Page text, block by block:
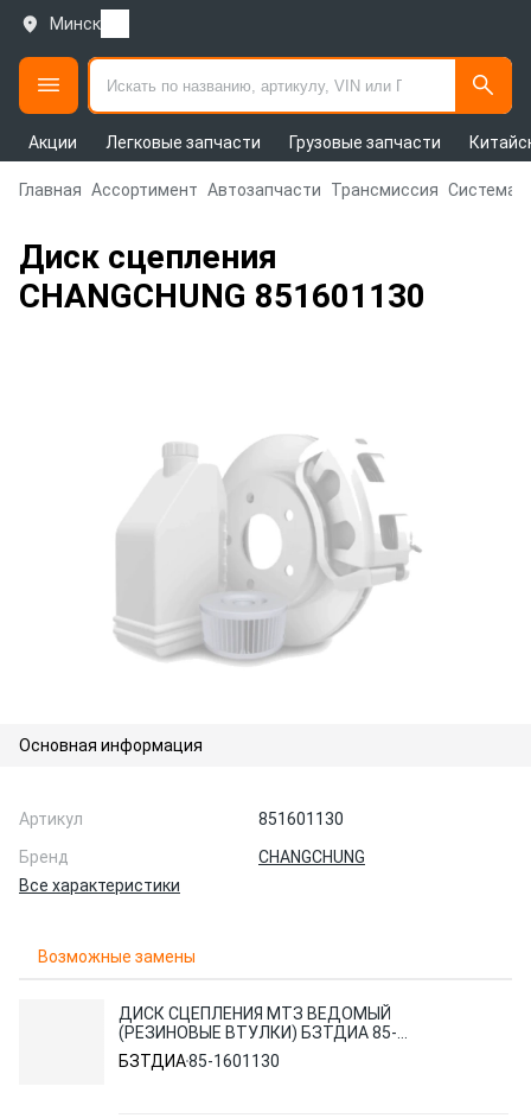
Минск
Акции Легковые запчасти Грузовые запчасти
Главная Ассортимент Автозапчасти Трансмиссия Система
Диск сцепления
CHANGCHUNG 851601130
Основная информация
Артикул
851601130
Бренд
CHANGCHUNG
Все характеристики
Возможные замены
ДИСК СЦЕПЛЕНИЯ МТЗ ВЕДОМЫЙ
(РЕЗИНОВЫЕ ВТУЛКИ) БЗТДИА 85-
1601130
БЗТДИА85-1601130